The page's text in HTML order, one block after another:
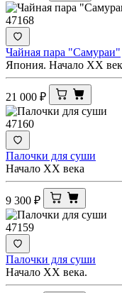
47168
Чайная пара "Самураи"
Япония. Начало XX
21 000 ₽
47160
Палочки для суши
Начало XX века
9 300 ₽
47159
Палочки для суши
Начало XX века.